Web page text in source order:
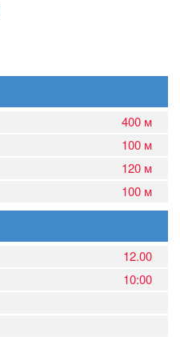
400 м
100 м
120 м
100 м
12.00
10:00